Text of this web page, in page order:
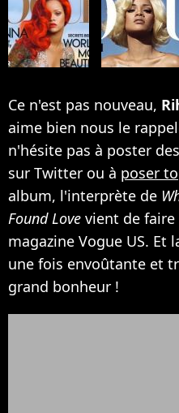
Ce n'est pas nouveau,
aime bien nous le
n'hésite pas à poster des
sur Twitter ou à poser
album, l'interprète de
Found Love vient de
magazine Vogue US. Et
une fois envoûtante et
grand bonheur !